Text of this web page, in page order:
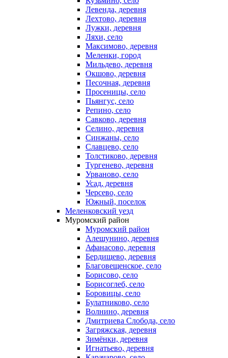
Левенда, деревня
Лехтово, деревня
Лужки, деревня
Ляхи, село
Максимово, деревня
Меленки, город
Мильдево, деревня
Окшово, деревня
Песочная, деревня
Просеницы, село
Пьянгус, село
Репино, село
Савково, деревня
Селино, деревня
Синжаны, село
Славцево, село
Толстиково, деревня
Тургенево, деревня
Урваново, село
Усад, деревня
Черсево, село
Южный, поселок
Меленковский уезд
Муромский район
Муромский район
Алешунино, деревня
Афанасово, деревня
Бердищево, деревня
Благовещенское, село
Борисово, село
Борисоглеб, село
Боровицы, село
Булатниково, село
Волнино, деревня
Дмитриева Слобода, село
Загряжская, деревня
Зимёнки, деревня
Игнатьево, деревня